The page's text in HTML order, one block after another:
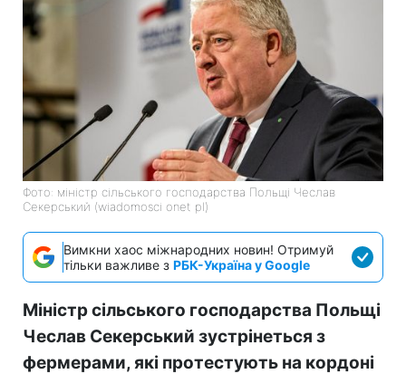
Фото: міністр сільського господарства Польщі Чеслав
Секерський (wiadomosci onet pl)
Вимкни хаос міжнародних новин! Отримуй
тільки важливе з РБК-Україна у Google
Міністр сільського господарства Польщі
Чеслав Секерський зустрінеться з
фермерами, які протестують на кордоні